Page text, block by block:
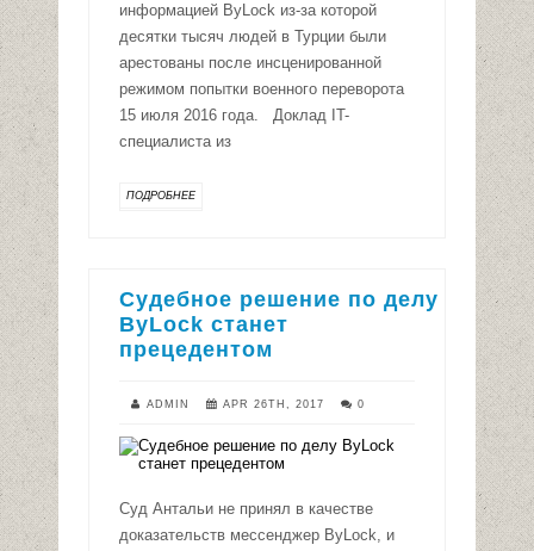
информацией ByLock из-за которой
десятки тысяч людей в Турции были
арестованы после инсценированной
режимом попытки военного переворота
15 июля 2016 года. Доклад IT-
специалиста из
ПОДРОБНЕЕ
Судебное решение по делу
ByLock станет
прецедентом
ADMIN APR 26TH, 2017 0
Суд Антальи не принял в качестве
доказательств мессенджер ByLock, и